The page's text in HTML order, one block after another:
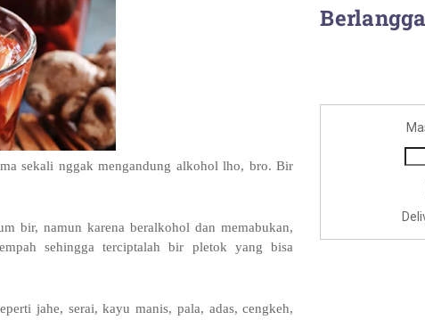
sekali nggak mengandung alkohol lho, bro. Bir
bir, namun karena beralkohol dan memabukan,
sehingga terciptalah bir pletok yang bisa
jahe, serai, kayu manis, pala, adas, cengkeh,